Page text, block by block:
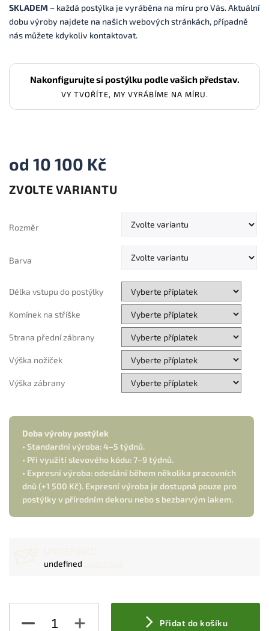
Nakonfigurujte si postýlku podle vašich představ.
VY TVOŘÍTE, MY VYRÁBÍME NA MÍRU.
od 10 100 Kč
ZVOLTE VARIANTU
cena:
Rozměr
Barva
Délka vstupu do postýlky
Komínek na stříške
Strana přední zábrany
Výška nožiček
Výška zábrany
Přidat do košíku
Doba výroby postýlek
• Standardní výroba: 4–5 týdnů.
• Při využití slevového kódu: 7–9 týdnů.
• Expresní výroba: odeslání během několika pracovních
dnů (+1 500 Kč). Expresní výroba je dostupná pouze pro
postýlky v přírodním dekoru nebo s bezbarvým lakem.
undefined
SKLADEM – každá postýlka je vyráběna na míru pro Vás.Aktuální
dobu výroby najdete na našich webových stránkách, případně
nás můžete kdykoliv kontaktovat.